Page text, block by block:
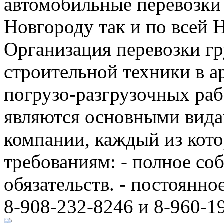
автомобильные
Новгороду так и по всей
Организация перевозки
строительной техники в
погрузо-разгрузочных
являются основными
компании, каждый из
требованиям: - полное
обязательств. -
8-908-232-8246 и 8-960-